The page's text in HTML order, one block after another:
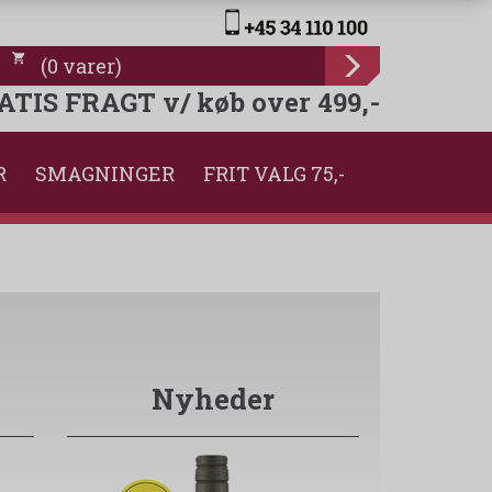
(0 varer)
FRAGT v/ køb over 499,-
SMAGNINGER FRIT VALG 75,-
Nyheder